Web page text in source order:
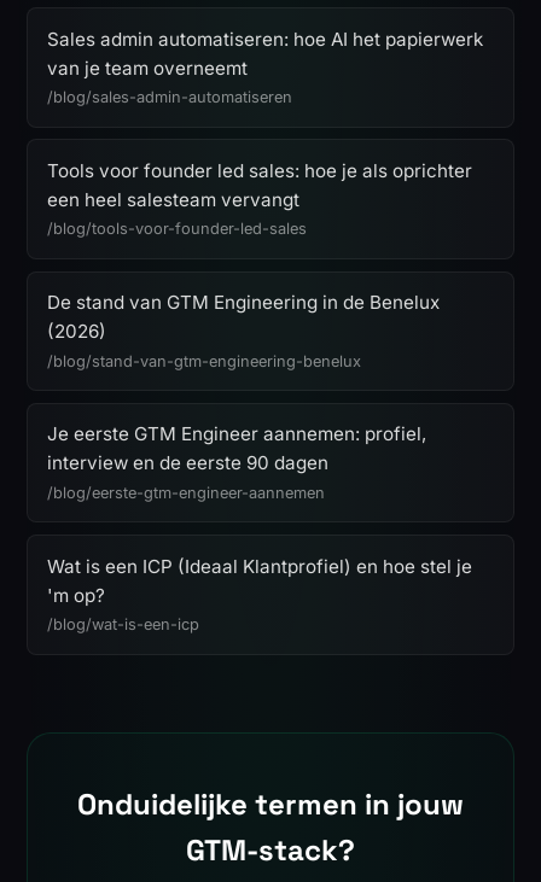
Sales admin automatiseren: hoe AI het papierwerk
van je team overneemt
/blog/sales-admin-automatiseren
Tools voor founder led sales: hoe je als oprichter
een heel salesteam vervangt
/blog/tools-voor-founder-led-sales
De stand van GTM Engineering in de Benelux
(2026)
/blog/stand-van-gtm-engineering-benelux
Je eerste GTM Engineer aannemen: profiel,
interview en de eerste 90 dagen
/blog/eerste-gtm-engineer-aannemen
Wat is een ICP (Ideaal Klantprofiel) en hoe stel je
'm op?
/blog/wat-is-een-icp
Onduidelijke termen in jouw
GTM-stack?